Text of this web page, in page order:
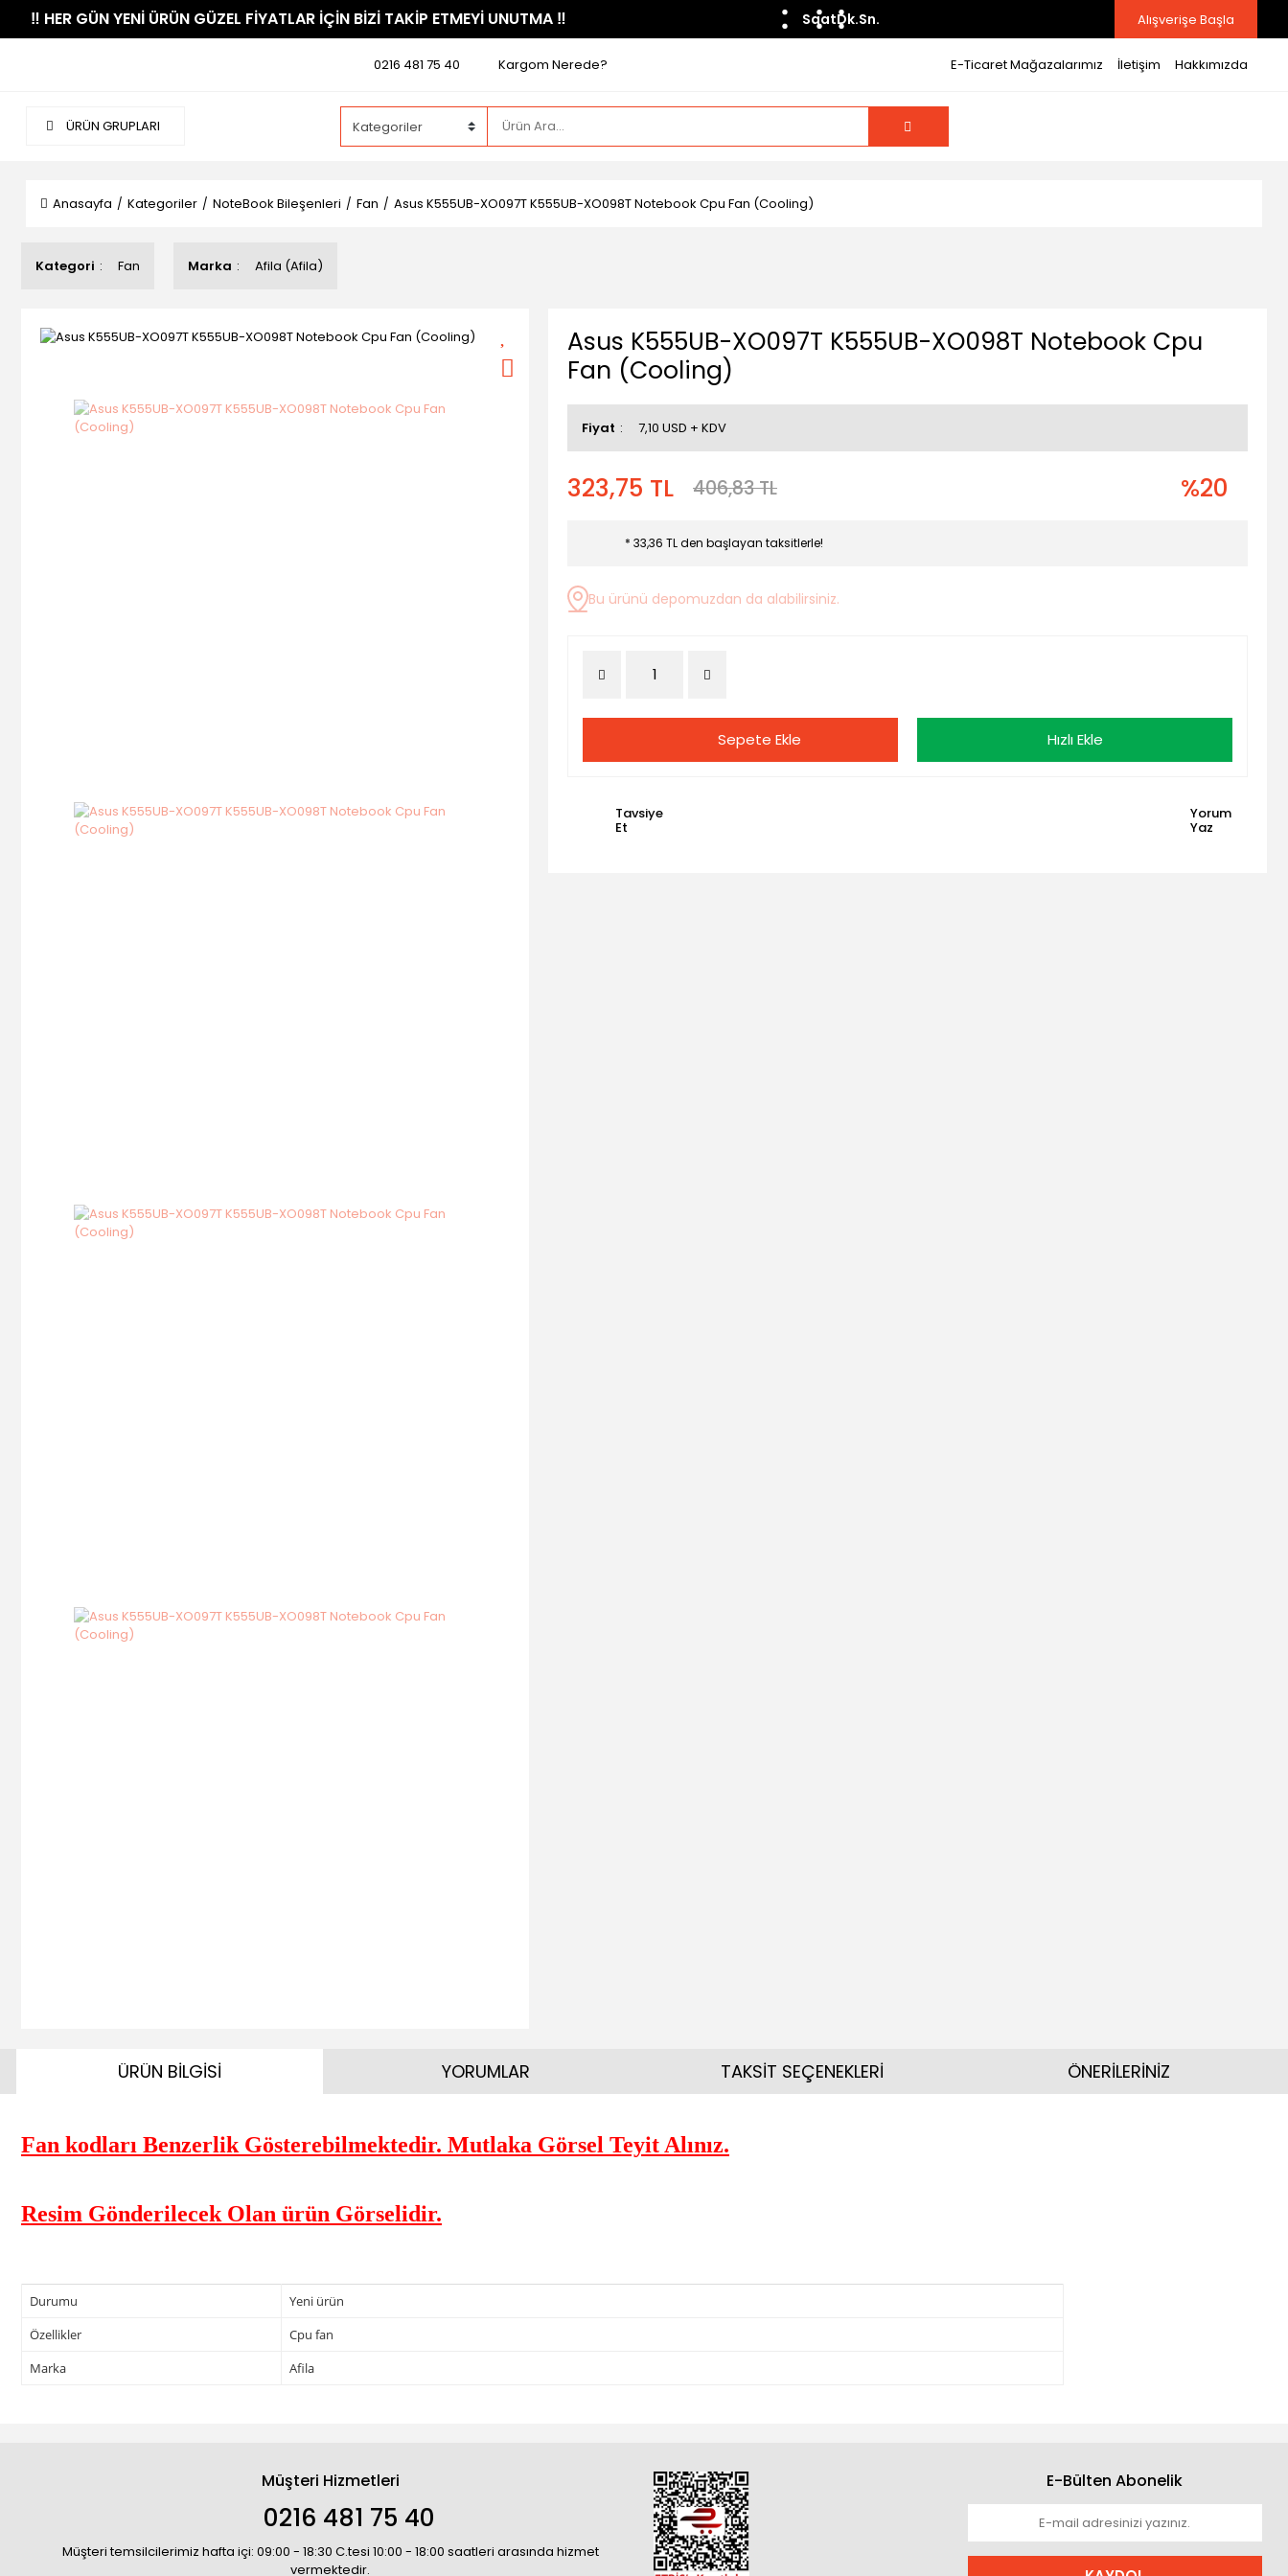
​‼️​ HER GÜN YENİ ÜRÜN GÜZEL FİYATLAR İÇİN BİZİ TAKİP ETMEYİ UNUTMA ​‼️​ SaatDk.Sn. Alışverişe Başla
0216 481 75 40 Kargom Nerede? E-Ticaret Mağazalarımız İletişim Hakkımızda
ÜRÜN GRUPLARI
Anasayfa Kategoriler NoteBook Bileşenleri Fan Asus K555UB-XO097T K555UB-XO098T Notebook Cpu Fan (Cooling)
Kategori Fan Marka Afila (Afila)
Asus K555UB-XO097T K555UB-XO098T Notebook Cpu
Fan (Cooling)
Fiyat 7,10 USD + KDV
323,75 TL 406,83 TL %20
* 33,36 TL den başlayan taksitlerle!
Bu ürünü depomuzdan da alabilirsiniz.
Sepete Ekle Hızlı Ekle
Tavsiye
Et
Yorum
Yaz
ÜRÜN BİLGİSİ
Fan kodları Benzerlik Gösterebilmektedir. Mutlaka Görsel Teyit Alınız.
Resim Gönderilecek Olan ürün Görselidir.
Durumu
Yeni ürün
Özellikler
Cpu fan
Marka
Afila
YORUMLAR TAKSİT SEÇENEKLERİ ÖNERİLERİNİZ
Müşteri Hizmetleri
0216 481 75 40
Müşteri temsilcilerimiz hafta içi: 09:00 - 18:30 C.tesi 10:00 - 18:00 saatleri arasında hizmet
vermektedir.
E-Bülten Abonelik